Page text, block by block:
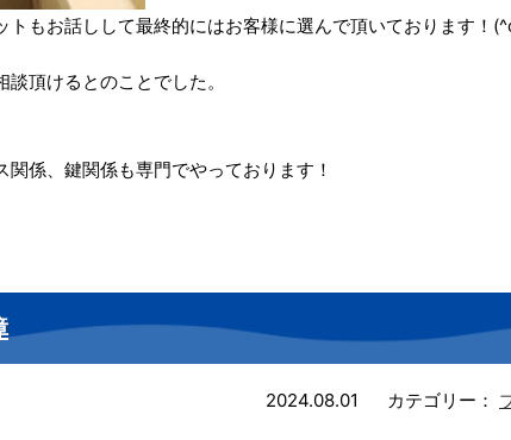
トもお話しして最終的にはお客様に選んで頂いております！
頂けるとのことでした。
係、鍵関係も専門でやっております！
2024.08.01 カテゴリー：